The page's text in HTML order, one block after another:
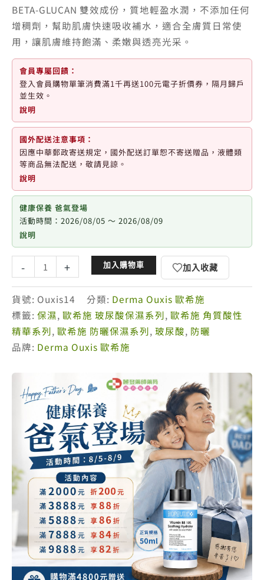
NT$1,080。NT$972。
BETA-GLUCAN 雙效成份，質地輕盈水潤，不添加任何
增稠劑，幫助肌膚快速吸收補水，適合全膚質日常使
用，讓肌膚維持飽滿、柔嫩與透亮光采。
會員專屬回饋：
登入會員購物單筆消費滿1千再送100元電子折價券，隔月歸戶
並生效。
說明
國外配送注意事項：
因應中華郵政寄送規定，國外配送訂單恕不寄送贈品，液體類
等商品無法配送，敬請見諒。
說明
健康保養 爸氣登場
活動時間：2026/08/05 ～ 2026/08/09
說明
-
希
施
玻
尿
酸
保
濕
+ 加入購物車 加入收藏
貨號: Ouxis14 分類: Derma Ouxis 歐希施
標籤: 保濕, 歐希施 玻尿酸保濕系列, 歐希施 角質酸性
精華系列, 歐希施 防曬保濕系列, 玻尿酸, 防曬
品牌: Derma Ouxis 歐希施